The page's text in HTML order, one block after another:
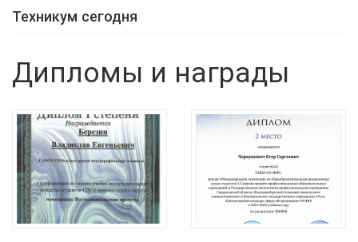
Техникум сегодня
Дипломы и награды